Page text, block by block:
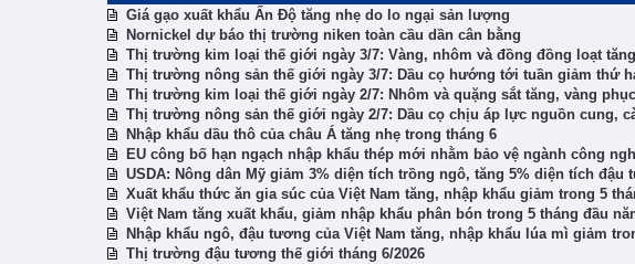
Giá gạo xuất khẩu Ấn Độ tăng nhẹ do lo ngại sản lượng
Nornickel dự báo thị trường niken toàn cầu dần cân bằng
Thị trường kim loại thế giới ngày 3/7: Vàng, nhôm và đồng đồng loạt
Thị trường nông sản thế giới ngày 3/7: Dầu cọ hướng tới tuần giảm thứ
Thị trường kim loại thế giới ngày 2/7: Nhôm và quặng sắt tăng, vàng
Thị trường nông sản thế giới ngày 2/7: Dầu cọ chịu áp lực nguồn cung,
Nhập khẩu dầu thô của châu Á tăng nhẹ trong tháng 6
EU công bố hạn ngạch nhập khẩu thép mới nhằm bảo vệ ngành công
USDA: Nông dân Mỹ giảm 3% diện tích trồng ngô, tăng 5% diện tích đậu
Xuất khẩu thức ăn gia súc của Việt Nam tăng, nhập khẩu giảm trong 5
Việt Nam tăng xuất khẩu, giảm nhập khẩu phân bón trong 5 tháng đầu
Nhập khẩu ngô, đậu tương của Việt Nam tăng, nhập khẩu lúa mì giảm
Thị trường đậu tương thế giới tháng 6/2026